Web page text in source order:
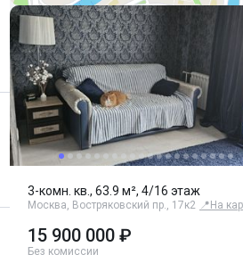
3-комн. кв., 63.9 м², 4/16 этаж
Москва, Востряковский пр., 17к2 📍 На
15 900 000 ₽
Без комиссии